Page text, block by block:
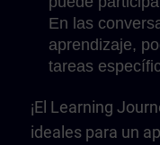
En las
aprendizaje,
tareas
¡El Learning
ideales para un